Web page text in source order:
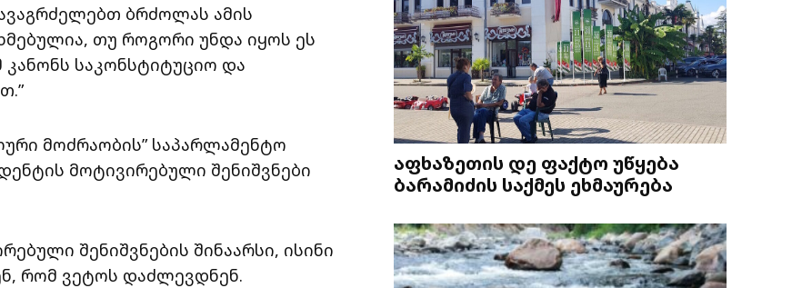
ბრძოლას ამის
თუ როგორი უნდა იყოს ეს
საკონსტიტუციო და
მოძრაობის” საპარლამენტო
მოტივირებული შენიშვნები
შენიშვნების შინაარსი, ისინი
რომ ვეტოს დაძლევდნენ.
აფხაზეთის დე ფაქტო უწყება
ბარამიძის საქმეს ეხმაურება